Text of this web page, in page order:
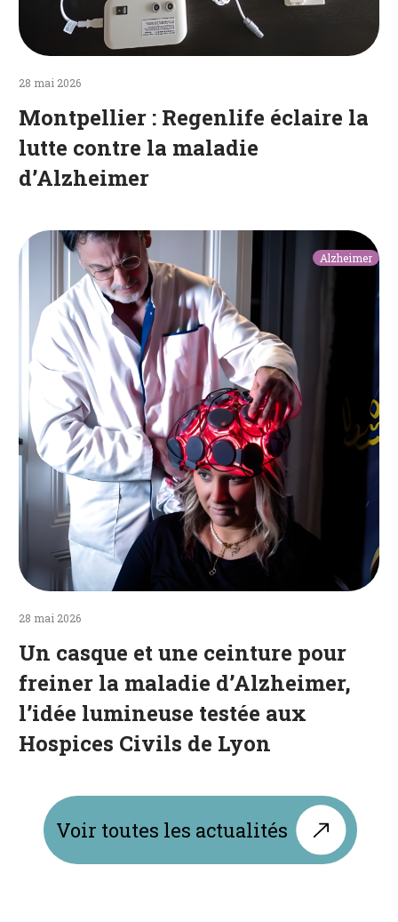
28 mai 2026
Montpellier : Regenlife éclaire la
lutte contre la maladie
d’Alzheimer
Un
et
une
ceinture
pour
freiner
la
maladie
d’Alzheimer,
l’idée
lumineuse
testée
aux
Hospices
Civils
de
Alzheimer
28 mai 2026
Un casque et une ceinture pour
freiner la maladie d’Alzheimer,
l’idée lumineuse testée aux
Hospices Civils de Lyon
Voir toutes les actualités